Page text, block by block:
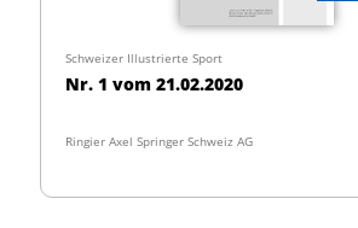
Schweizer Illustrierte Sport
Nr. 1 vom 21.02.2020
Ringier Axel Springer Schweiz AG